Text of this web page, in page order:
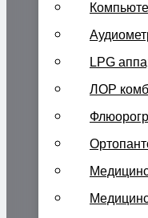
LPG
ЛОР